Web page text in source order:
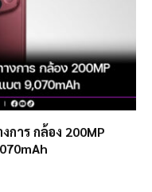
การ กล้อง 200MP